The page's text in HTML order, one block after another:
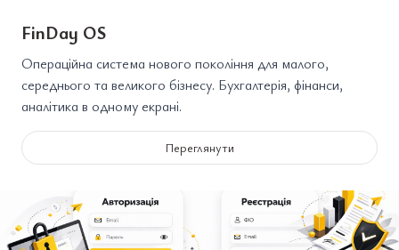
FinDay OS
Операційна система нового покоління для малого,
середнього та великого бізнесу. Бухгалтерія, фінанси,
аналітика в одному екрані.
Переглянути